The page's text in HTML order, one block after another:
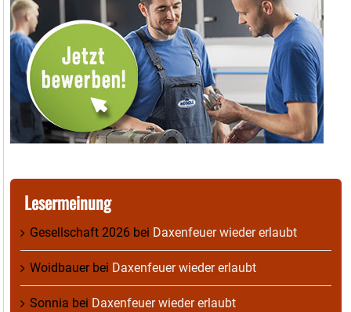
Lesermeinung
Gesellschaft 2026 bei Daxenfeuer wieder erlaubt
Woidbauerbei Daxenfeuer wieder erlaubt
Sonnia bei Daxenfeuer wieder erlaubt